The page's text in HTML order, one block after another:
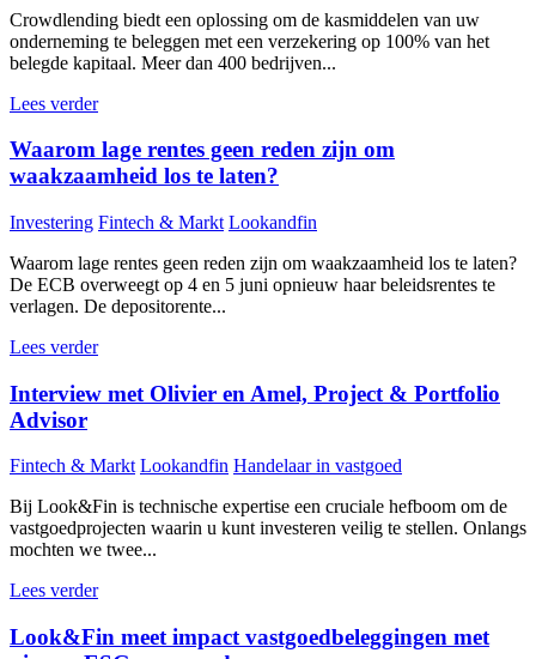
Crowdlending biedt een oplossing om de kasmiddelen van uw
onderneming te beleggen met een verzekering op 100% van het
belegde kapitaal. Meer dan 400 bedrijven...
Lees verder
Waarom lage rentes geen reden zijn om
waakzaamheid los te laten?
Investering Fintech & Markt Lookandfin
Waarom lage rentes geen reden zijn om waakzaamheid los te laten?
De ECB overweegt op 4 en 5 juni opnieuw haar beleidsrentes te
verlagen. De depositorente...
Lees verder
Interview met Olivier en Amel, Project & Portfolio
Advisor
Fintech & Markt Lookandfin Handelaar in vastgoed
Bij Look&Fin is technische expertise een cruciale hefboom om de
vastgoedprojecten waarin u kunt investeren veilig te stellen. Onlangs
mochten we twee...
Lees verder
Look&Fin meet impact vastgoedbeleggingen met